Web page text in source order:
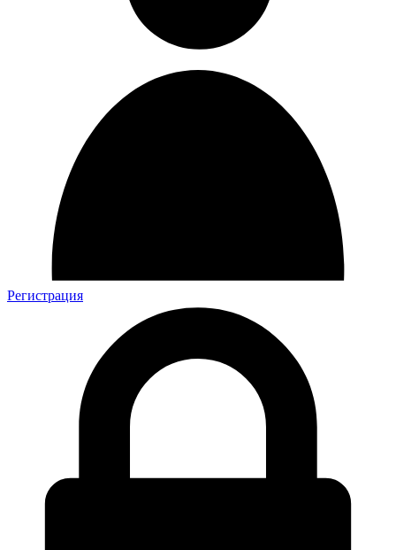
Регистрация